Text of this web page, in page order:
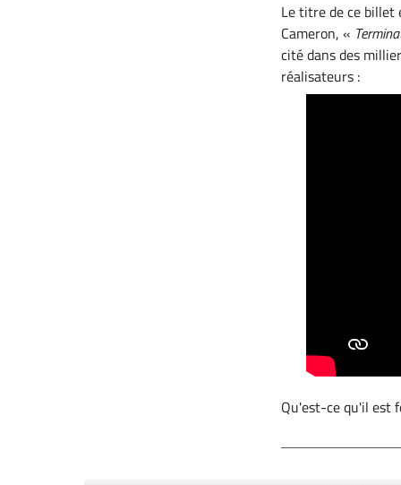
Le titre de ce billet
Cameron, «
cité dans des
réalisateurs :
Qu'est-ce qu'il est